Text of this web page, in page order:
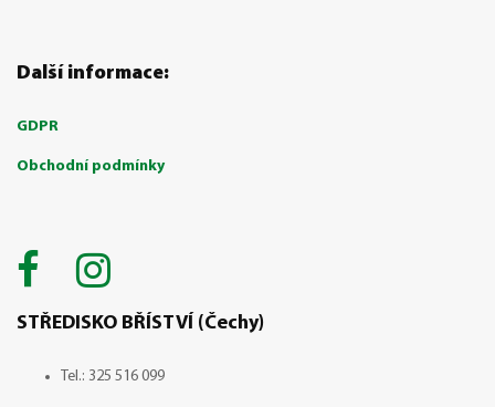
Další informace:
GDPR
Obchodní podmínky
STŘEDISKO BŘÍSTVÍ (Čechy)
Tel.: 325 516 099